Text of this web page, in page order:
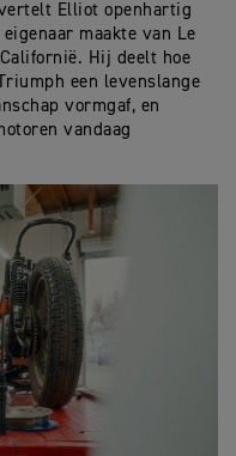
Elliot openhartig
maakte van Le
Hij deelt hoe
een levenslange
vormgaf, en
vandaag